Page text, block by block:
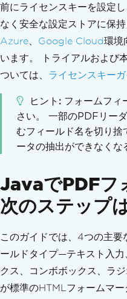
前にライセンスキーを設定
なく安全な設定ストアに保
Azure
Google Cloud環境
います。 トライアルおよび
ついては、 ライセンスキーガ
ヒント
フォームフィ
さい。 一部のPDFリー
むフィールド名を切り
ータの抽出ができなく
JavaでPDFフ
次のステップ
このガイドでは、4つの主要
ールドタイプ—テキスト入
クス、コンボボックス、ラ
が標準のHTMLフォームマ